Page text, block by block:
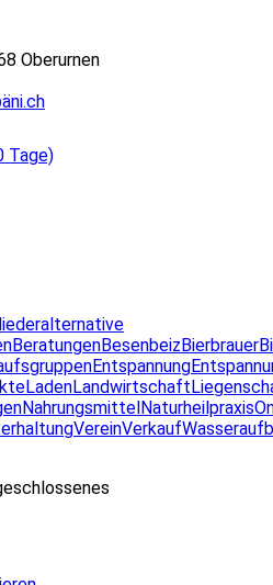
Oberurnen
Tage)
alternative
BeratungenBesenbeizBierbrauer
Entspannung
LadenLandwirtschaft
NahrungsmittelNaturheilpraxis
VereinVerkauf